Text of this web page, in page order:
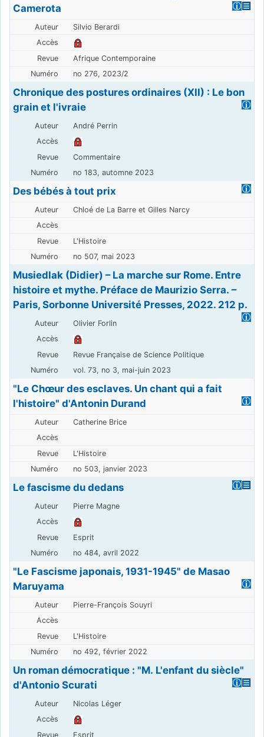
Camerota
Silvio Berardi
Afrique Contemporaine
no 276, 2023/2
Chronique des postures ordinaires (XII) : Le bon
grain et l'ivraie
André Perrin
Commentaire
no 183, automne 2023
Des bébés à tout prix
Chloé de La Barre et Gilles Narcy
L'Histoire
no 507, mai 2023
Musiedlak (Didier) – La marche sur Rome. Entre
histoire et mythe. Préface de Maurizio Serra. –
Paris, Sorbonne Université Presses, 2022. 212 p.
Olivier Forlin
Revue Française de Science Politique
vol. 73, no 3, mai-juin 2023
"Le Chœur des esclaves. Un chant qui a fait
l'histoire" d'Antonin Durand
Catherine Brice
L'Histoire
no 503, janvier 2023
Le fascisme du dedans
Pierre Magne
Esprit
no 484, avril 2022
"Le Fascisme japonais, 1931-1945" de Masao
Maruyama
Pierre-François Souyri
L'Histoire
no 492, février 2022
Un roman démocratique : "M. L'enfant du siècle"
d'Antonio Scurati
Nicolas Léger
Esprit